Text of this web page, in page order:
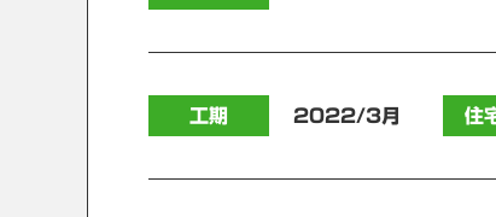
工期 2022/3月 住